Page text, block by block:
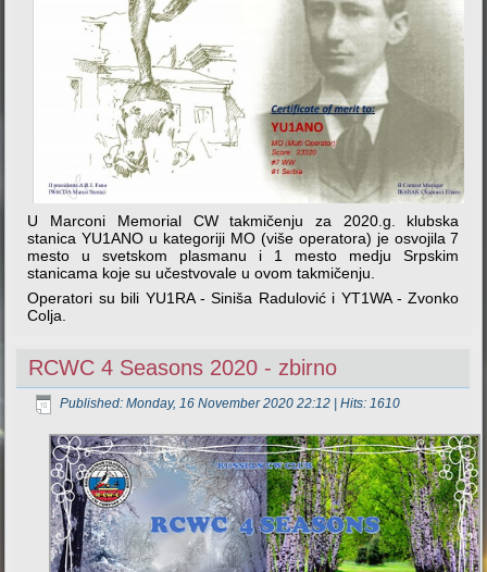
U Marconi Memorial CW takmičenju za 2020.g. klubska
stanica YU1ANO u kategoriji MO (više operatora) je osvojila 7
mesto u svetskom plasmanu i 1 mesto medju Srpskim
stanicama koje su učestvovale u ovom takmičenju.
Operatori su bili YU1RA - Siniša Radulović i YT1WA - Zvonko
Colja.
RCWC 4 Seasons 2020 - zbirno
Published: Monday, 16 November 2020 22:12 | Hits: 1610